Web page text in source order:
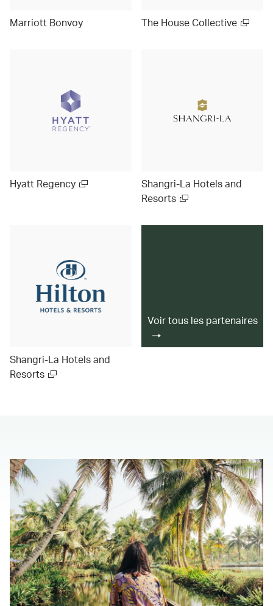
Marriott Bonvoy The House Collective
Hyatt Regency
Shangri-La Hotels and
Resorts
Shangri-La Hotels and
Resorts
Voir tous les partenaires